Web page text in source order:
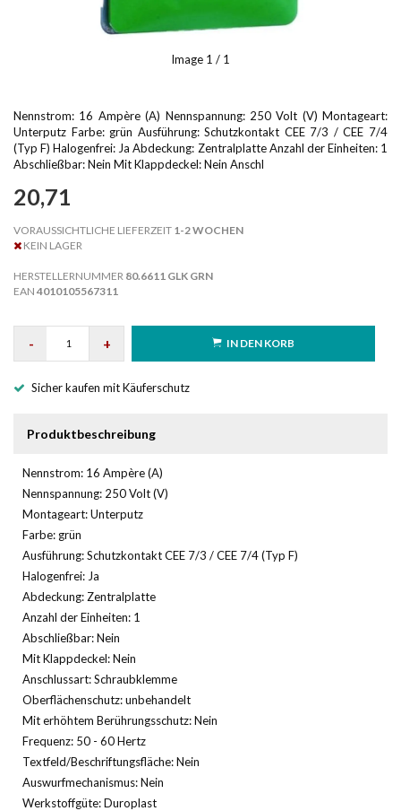
Image 1 / 1
Nennstrom: 16 Ampère (A) Nennspannung: 250 Volt (V) Montageart:
Unterputz Farbe: grün Ausführung: Schutzkontakt CEE 7/3 / CEE 7/4
(Typ F) Halogenfrei: Ja Abdeckung: Zentralplatte Anzahl der Einheiten: 1
Abschließbar: Nein Mit Klappdeckel: Nein Anschl
20,71
VORAUSSICHTLICHE LIEFERZEIT 1-2 WOCHEN
KEIN LAGER
HERSTELLERNUMMER 80.6611 GLK GRN
EAN 4010105567311
- + IN DEN KORB
Sicher kaufen mit Käuferschutz
Produktbeschreibung
Nennstrom: 16 Ampère (A)
Nennspannung: 250 Volt (V)
Montageart: Unterputz
Farbe: grün
Ausführung: Schutzkontakt CEE 7/3 / CEE 7/4 (Typ F)
Halogenfrei: Ja
Abdeckung: Zentralplatte
Anzahl der Einheiten: 1
Abschließbar: Nein
Mit Klappdeckel: Nein
Anschlussart: Schraubklemme
Oberflächenschutz: unbehandelt
Mit erhöhtem Berührungsschutz: Nein
Frequenz: 50 - 60 Hertz
Textfeld/Beschriftungsfläche: Nein
Auswurfmechanismus: Nein
Werkstoffgüte: Duroplast